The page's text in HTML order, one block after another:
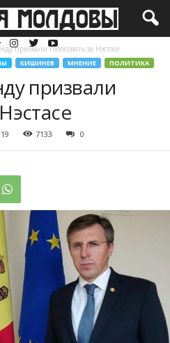
призвали голосовать за Нэстасе
КИШИНЕВ МНЕНИЕ ПОЛИТИКА
призвали
7133 0